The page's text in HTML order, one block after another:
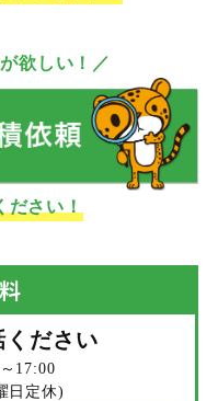
欲しい！／
ださい！
ください
17:00
日定休)